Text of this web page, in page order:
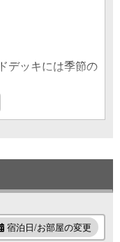
デッキには季節の
はダイニングルー
ールームに簡単に
る最上級のスイー
ャワールームな
宿泊日/お部屋の変更